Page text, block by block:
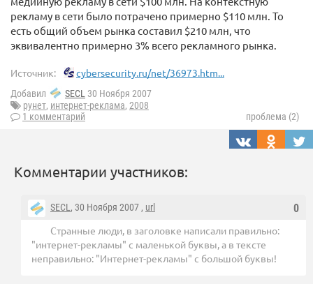
рекламу в сети было потрачено примерно $110 млн. То
есть общий объем рынка составил $210 млн, что
эквивалентно примерно 3% всего рекламного рынка.
Источник: cybersecurity.ru/net/36973.htm...
Добавил SECL 30 Ноября 2007
рунет, интернет-реклама, 2008
1 комментарий
проблема (2)
Комментарии участников:
0
SECL, 30 Ноября 2007 , url
Странные люди, в заголовке написали правильно:
"интернет-рекламы" с маленькой буквы, а в тексте
неправильно: "Интернет-рекламы" с большой буквы!